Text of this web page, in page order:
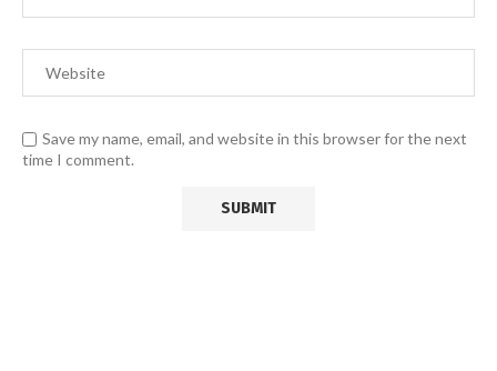
Save my name, email, and website in this browser for the next
time I comment.